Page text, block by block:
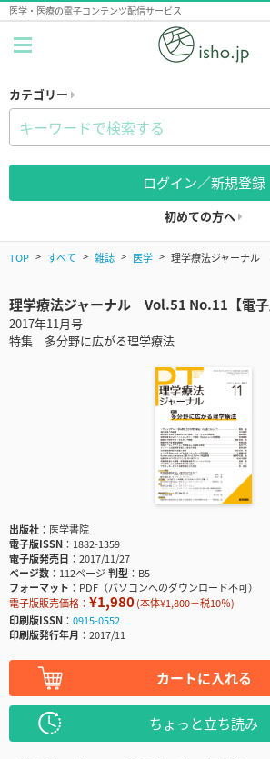
医学・医療の電子コンテンツ配信サービス
カテゴリー
ログイン／新規登録
初めての方へ
TOP すべて 雑誌 医学 理学療法ジャーナル
理学療法ジャーナル Vol.51 No.11【電子
2017年11月号
特集 多分野に広がる理学療法
出版社
医学書院
電子版ISSN
1882-1359
電子版発売日
2017/11/27
ページ数
112ページ判型
B5
フォーマット
PDF（パソコンへのダウンロード不可）
電子版販売価格： ¥1,980(本体¥1,800＋税10％)
印刷版ISSN
0915-0552
印刷版発行年月
2017/11
カートに入れる
ちょっと立ち読み